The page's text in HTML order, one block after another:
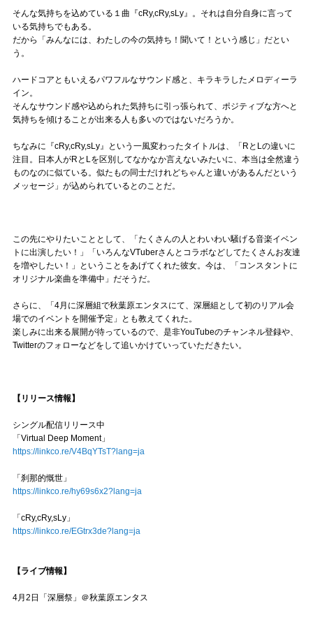
そんな気持ちを込めている１曲『cRy,cRy,sLy』。それは自分自身に言って
いる気持ちでもある。
だから「みんなには、わたしの今の気持ち！聞いて！という感じ」だとい
う。
ハードコアともいえるパワフルなサウンド感と、キラキラしたメロディーラ
イン。
そんなサウンド感や込められた気持ちに引っ張られて、ポジティブな方へと
気持ちを傾けることが出来る人も多いのではないだろうか。
ちなみに『cRy,cRy,sLy』という一風変わったタイトルは、「RとLの違いに
注目。日本人がRとLを区別してなかなか言えないみたいに、本当は全然違う
ものなのに似ている。似たもの同士だけれどちゃんと違いがあるんだという
メッセージ」が込められているとのことだ。
この先にやりたいこととして、「たくさんの人とわいわい騒げる音楽イベン
トに出演したい！」「いろんなVTuberさんとコラボなどしてたくさんお友達
を増やしたい！」ということをあげてくれた彼女。今は、「コンスタントに
オリジナル楽曲を準備中」だそうだ。
さらに、「4月に深層組で秋葉原エンタスにて、深層組として初のリアル会
場でのイベントを開催予定」とも教えてくれた。
楽しみに出来る展開が待っているので、是非YouTubeのチャンネル登録や、
Twitterのフォローなどをして追いかけていっていただきたい。
【リリース情報】
シングル配信リリース中
「Virtual Deep Moment」
https://linkco.re/V4BqYTsT?lang=ja
「刹那的慨世」
https://linkco.re/hy69s6x2?lang=ja
「cRy,cRy,sLy」
https://linkco.re/EGtrx3de?lang=ja
【ライブ情報】
4月2日「深層祭」＠秋葉原エンタス